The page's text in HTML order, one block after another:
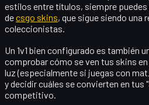
estilos entre títulos, siempre
decsgo skins, que sigue siendo una
coleccionistas.
Un 1v1 bien configurado es también
comprobar cómo se ven tus skins
luz (especialmente si juegas con
y decidir cuáles se convierten en tus
competitivo.